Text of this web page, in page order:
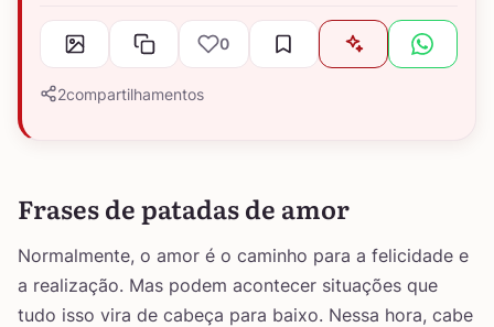
0
2compartilhamentos
Frases de patadas de amor
Normalmente, o amor é o caminho para a felicidade e
a realização. Mas podem acontecer situações que
tudo isso vira de cabeça para baixo. Nessa hora, cabe